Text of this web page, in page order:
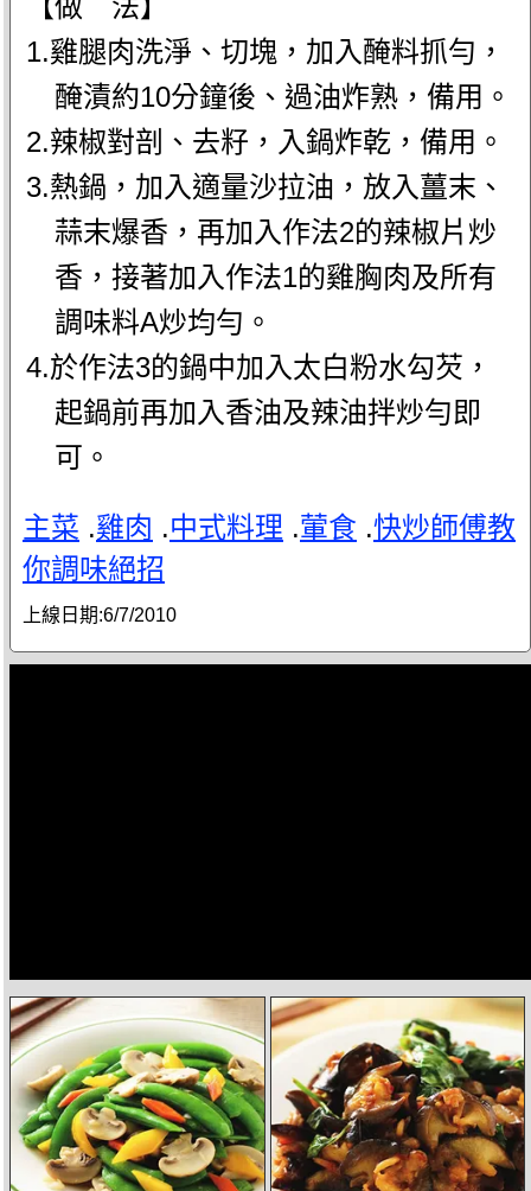
【做 法】
1.雞腿肉洗淨、切塊，加入醃料抓勻，
醃漬約10分鐘後、過油炸熟，備用。
2.辣椒對剖、去籽，入鍋炸乾，備用。
3.熱鍋，加入適量沙拉油，放入薑末、
蒜末爆香，再加入作法2的辣椒片炒
香，接著加入作法1的雞胸肉及所有
調味料A炒均勻。
4.於作法3的鍋中加入太白粉水勾芡，
起鍋前再加入香油及辣油拌炒勻即
可。
主菜 .雞肉 .中式料理 .葷食 .快炒師傅教
你調味絕招
上線日期:6/7/2010